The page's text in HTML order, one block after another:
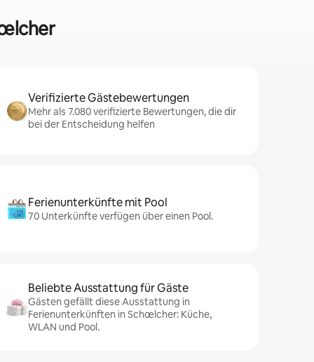
Verifizierte Gästebewertungen
Mehr als 7.080 verifizierte Bewertungen, die dir
bei der Entscheidung helfen
Ferienunterkünfte mit Pool
70 Unterkünfte verfügen über einen Pool.
Beliebte Ausstattung für Gäste
Gästen gefällt diese Ausstattung in
Ferienunterkünften in Schœlcher: Küche,
WLAN und Pool.